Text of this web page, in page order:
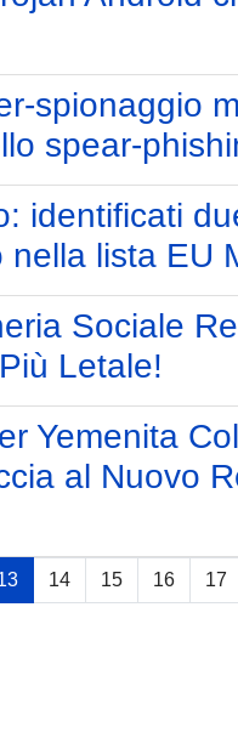
spionaggio
spear-
identificati
lista EU
Sociale
Letale!
Yemenita
al Nuovo
14 15 16 17